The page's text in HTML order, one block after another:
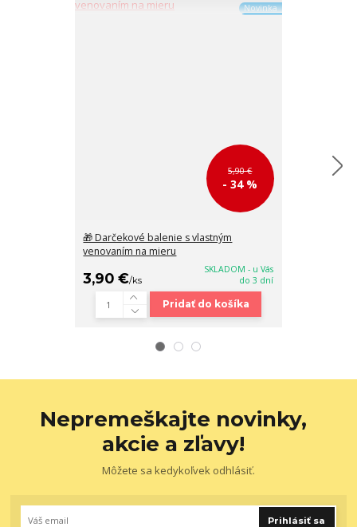
Novinka
5,90 €
- 34 %
🎁 Darčekové balenie s vlastným
venovaním na mieru
3,90 €/ks
SKLADOM - u Vás
do 3 dní
Pridať do košíka
Nepremeškajte novinky,
akcie a zľavy!
Môžete sa kedykoľvek odhlásiť.
Prihlásiť sa